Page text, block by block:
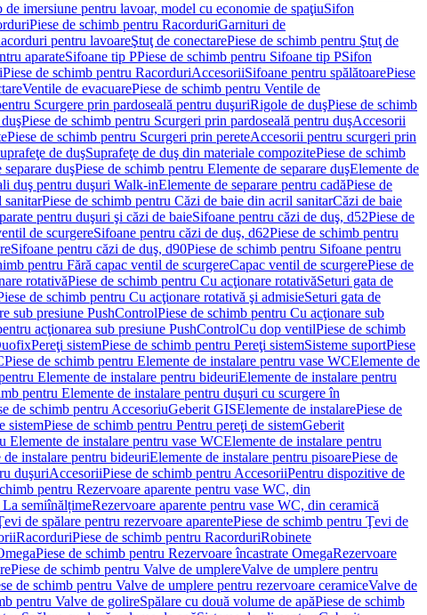
imersiune pentru lavoar, model cu economie de spaţiuSifon
Piese de schimb pentru RacorduriGarnituri de
pentru lavoareŞtuţ de conectarePiese de schimb pentru Ştuţ de
aparateSifoane tip PPiese de schimb pentru Sifoane tip PSifon
Piese de schimb pentru RacorduriAccesoriiSifoane pentru spălătoarePiese
Ventile de evacuarePiese de schimb pentru Ventile de
Scurgere prin pardoseală pentru duşuriRigole de duşPiese de schimb
Piese de schimb pentru Scurgeri prin pardoseală pentru duşAccesorii
Piese de schimb pentru Scurgeri prin pereteAccesorii pentru scurgeri prin
de duşSuprafeţe de duş din materiale compozitePiese de schimb
duşPiese de schimb pentru Elemente de separare duşElemente de
duş pentru duşuri Walk-inElemente de separare pentru cadăPiese de
sanitarPiese de schimb pentru Căzi de baie din acril sanitarCăzi de baie
pentru duşuri şi căzi de baieSifoane pentru căzi de duş, d52Piese de
de scurgereSifoane pentru căzi de duş, d62Piese de schimb pentru
Sifoane pentru căzi de duş, d90Piese de schimb pentru Sifoane pentru
pentru Fără capac ventil de scurgereCapac ventil de scurgerePiese de
rotativăPiese de schimb pentru Cu acţionare rotativăSeturi gata de
de schimb pentru Cu acţionare rotativă şi admisieSeturi gata de
sub presiune PushControlPiese de schimb pentru Cu acţionare sub
acţionarea sub presiune PushControlCu dop ventilPiese de schimb
Pereţi sistemPiese de schimb pentru Pereţi sistemSisteme suportPiese
Piese de schimb pentru Elemente de instalare pentru vase WCElemente de
Elemente de instalare pentru bideuriElemente de instalare pentru
pentru Elemente de instalare pentru duşuri cu scurgere în
de schimb pentru AccesoriuGeberit GISElemente de instalarePiese de
sistemPiese de schimb pentru Pentru pereţi de sistemGeberit
Elemente de instalare pentru vase WCElemente de instalare pentru
instalare pentru bideuriElemente de instalare pentru pisoarePiese de
duşuriAccesoriiPiese de schimb pentru AccesoriiPentru dispozitive de
pentru Rezervoare aparente pentru vase WC, din
La semiînălțimeRezervoare aparente pentru vase WC, din ceramică
de spălare pentru rezervoare aparentePiese de schimb pentru Ţevi de
RacorduriPiese de schimb pentru RacorduriRobinete
Piese de schimb pentru Rezervoare încastrate OmegaRezervoare
Piese de schimb pentru Valve de umplereValve de umplere pentru
de schimb pentru Valve de umplere pentru rezervoare ceramiceValve de
pentru Valve de golireSpălare cu două volume de apăPiese de schimb